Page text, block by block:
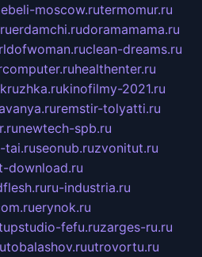
moscow.rutermomur.ru
erdamchi.rudoramamama.ru
clean-dreams.ru
healthenter.ru
kinofilmy-2021.ru
remstir-tolyatti.ru
newtech-spb.ru
tai.ruseonub.ruzvonitut.ru
download.ru
ru-industria.ru
erynok.ru
fefu.ruzarges-ru.ru
utrovortu.ru